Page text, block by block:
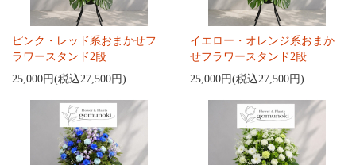
ピンク・レッド系おまかせフ
ラワースタンド2段
25,000円(税込27,500円)
イエロー・オレンジ系おまか
せフラワースタンド2段
25,000円(税込27,500円)